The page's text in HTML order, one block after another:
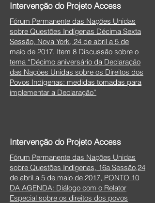
Intervenção do Projeto Access
Fórum Permanente das Nações Unidas
sobre Questões Indígenas Décima Sexta
Sessão, Nova York, 24 de abril a 5 de
maio de 2017, Item 8 Discussão sobre o
tema “Décimo aniversário da Declaração
das Nações Unidas sobre os Direitos dos
Povos Indígenas: medidas tomadas para
implementar a Declaração”
Intervenção do Projeto Access
Fórum Permanente das Nações Unidas
sobre Questões Indígenas, 16a Sessão,24
de abril a 5 de maio de 2017, PONTO 10
DA AGENDA: Diálogo com o Relator
Especial sobre os direitos dos povos